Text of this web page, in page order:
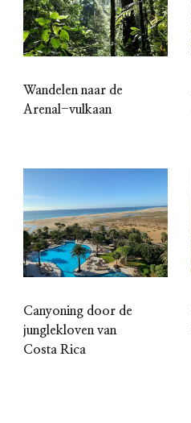
Wandelen naar de
Arenal-vulkaan
Canyoning door de
junglekloven van
Costa Rica